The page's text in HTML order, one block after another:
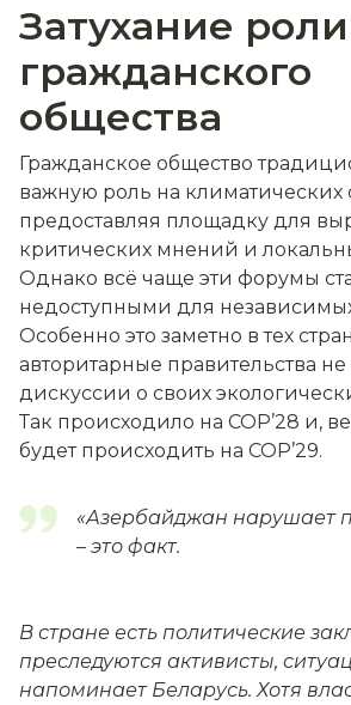
Затухание роли
гражданского
общества
Гражданское общество
важную роль на климатических
предоставляя площадку для
критических мнений и
Однако всё чаще эти форумы
недоступными для
Особенно это заметно в тех
авторитарные правительства не
дискуссии о своих
Так происходило на COP’28 и,
будет происходить на COP’29.
«Азербайджан нарушает
– это факт.
В стране есть политические
преследуются активисты,
напоминает Беларусь. Хотя